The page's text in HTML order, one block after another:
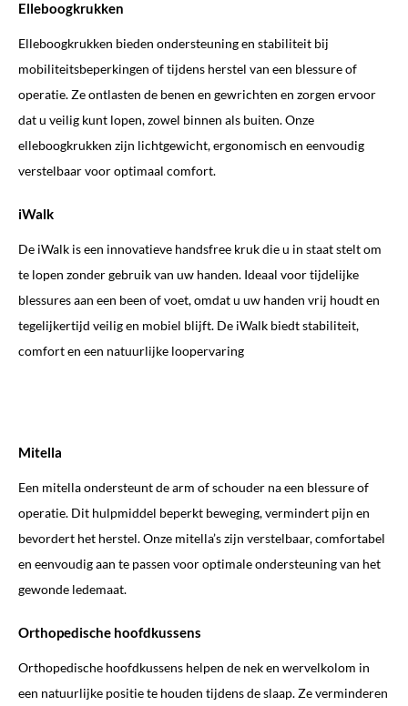
Elleboogkrukken
Elleboogkrukken bieden ondersteuning en stabiliteit bij
mobiliteitsbeperkingen of tijdens herstel van een blessure of
operatie. Ze ontlasten de benen en gewrichten en zorgen ervoor
dat u veilig kunt lopen, zowel binnen als buiten. Onze
elleboogkrukken zijn lichtgewicht, ergonomisch en eenvoudig
verstelbaar voor optimaal comfort.
iWalk
De iWalk is een innovatieve handsfree kruk die u in staat stelt om
te lopen zonder gebruik van uw handen. Ideaal voor tijdelijke
blessures aan een been of voet, omdat u uw handen vrij houdt en
tegelijkertijd veilig en mobiel blijft. De iWalk biedt stabiliteit,
comfort en een natuurlijke loopervaring
Mitella
Een mitella ondersteunt de arm of schouder na een blessure of
operatie. Dit hulpmiddel beperkt beweging, vermindert pijn en
bevordert het herstel. Onze mitella’s zijn verstelbaar, comfortabel
en eenvoudig aan te passen voor optimale ondersteuning van het
gewonde ledemaat.
Orthopedische hoofdkussens
Orthopedische hoofdkussens helpen de nek en wervelkolom in
een natuurlijke positie te houden tijdens de slaap. Ze verminderen